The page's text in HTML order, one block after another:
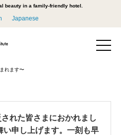
beauty in a family-friendly hotel.
Japanese
れます〜
れた皆さまにおかれまし
い申し上げます。一刻も早